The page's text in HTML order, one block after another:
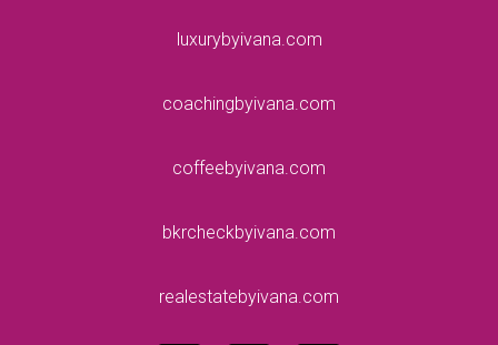
luxurybyivana.com
coachingbyivana.com
coffeebyivana.com
bkrcheckbyivana.com
realestatebyivana.com